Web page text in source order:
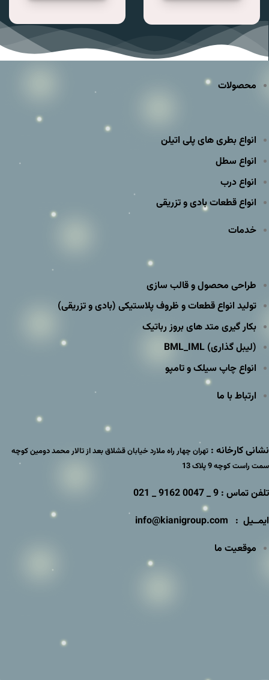
محصولات
انواع بطری های پلی اتیلن
انواع سطل
انواع درب
انواع قطعات بادی و تزریقی
خدمات
طراحی محصول و قالب سازی
تولید انواع قطعات و ظروف پلاستیکی (بادی و تزریقی)
بکار گیری متد های بروز رباتیک
(لیبل گذاری) BML_IML
انواع چاپ سیلک و تامپو
ارتباط با ما
نشانی کارخانه : تهران چهار راه ملارد خیابان قشلاق بعد از تالار محمد دومین کوچه
سمت راست کوچه 9 پلاک 13
تلفن تماس : 9 _ 0047 9162 _ 021
ایمــیل : info@kianigroup.com
موقعیت ما